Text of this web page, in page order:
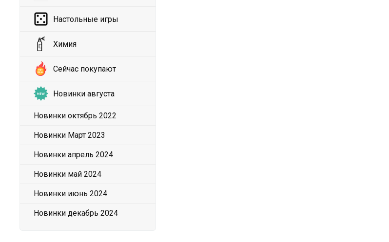
Настольные игры
Химия
Сейчас покупают
Новинки августа
Новинки октябрь 2022
Новинки Март 2023
Новинки апрель 2024
Новинки май 2024
Новинки июнь 2024
Новинки декабрь 2024